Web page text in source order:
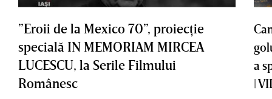
”Eroii de la Mexico 70”, proiecţie
specială IN MEMORIAM MIRCEA
LUCESCU, la Serile Filmului
Românesc
a
|